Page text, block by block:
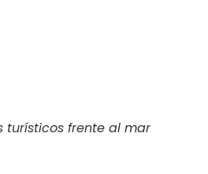
turísticos frente al mar